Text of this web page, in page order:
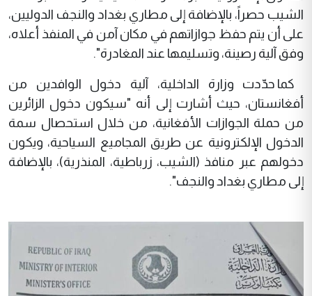
الشيب حصراً، بالإضافة إلى مطاري بغداد والنجف الدوليين،
على أن يتم حفظ جوازاتهم في مكان آمن في المنفذ أعلاه،
وفق آلية رصينة، وتسليمها عند المغادرة".
كما حدّدت وزارة الداخلية، آلية دخول الوافدين من
أفغانستان، حيث أشارت إلى أنه "سيكون دخول الزائرين
من حملة الجوازات الأفغانية، من خلال استحصال سمة
الدخول الإلكترونية عن طريق المجاميع السياحية، ويكون
دخولهم عبر منافذ (الشيب، زرباطية، المنذرية)، بالإضافة
إلى مطاري بغداد والنجف".